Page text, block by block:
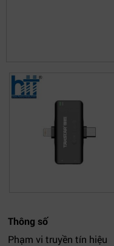
Thông số
Phạm vi truyền tín hiệu